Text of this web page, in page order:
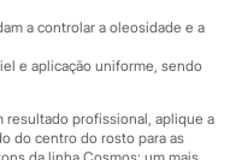
a controlar a oleosidade e a
e aplicação uniforme, sendo
resultado profissional, aplique a
do centro do rosto para as